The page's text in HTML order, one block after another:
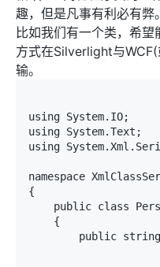
趣，但是凡事有利必有弊。
比如我们有一个类，希
方式在Silverlight与
输。
using System.IO;
using System.Text;
using
namespace
{
public class
    {
public string